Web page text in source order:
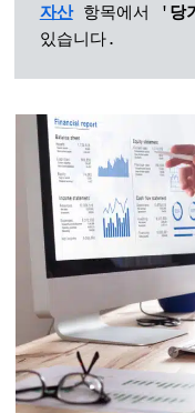
자산 항목에서 ' 당
있습니다.